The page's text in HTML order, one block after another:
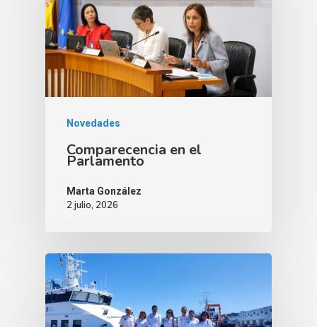
Novedades
Comparecencia en el
Parlamento
Marta González
2 julio, 2026